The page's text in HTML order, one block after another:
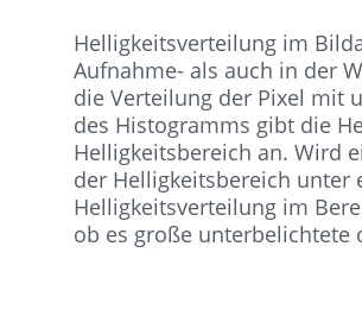
Helligkeitsverteilung im
Aufnahme- als auch in der
die Verteilung der Pixel mit
des Histogramms gibt die
Helligkeitsbereich an. Wird
der Helligkeitsbereich
Helligkeitsverteilung im
ob es große